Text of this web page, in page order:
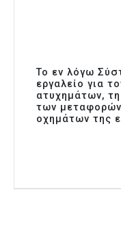
Το εν λόγω
εργαλείο για
ατυχημάτων,
των
οχημάτων της